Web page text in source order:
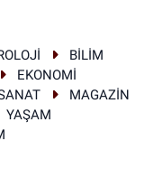
BİLİM
EKONOMİ
MAGAZİN
YAŞAM